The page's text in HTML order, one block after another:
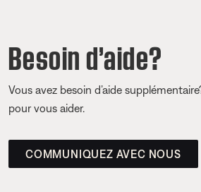
Besoin d’aide?
Vous avez besoin d’aide
pour vous aider.
COMMUNIQUEZ AVEC NOUS